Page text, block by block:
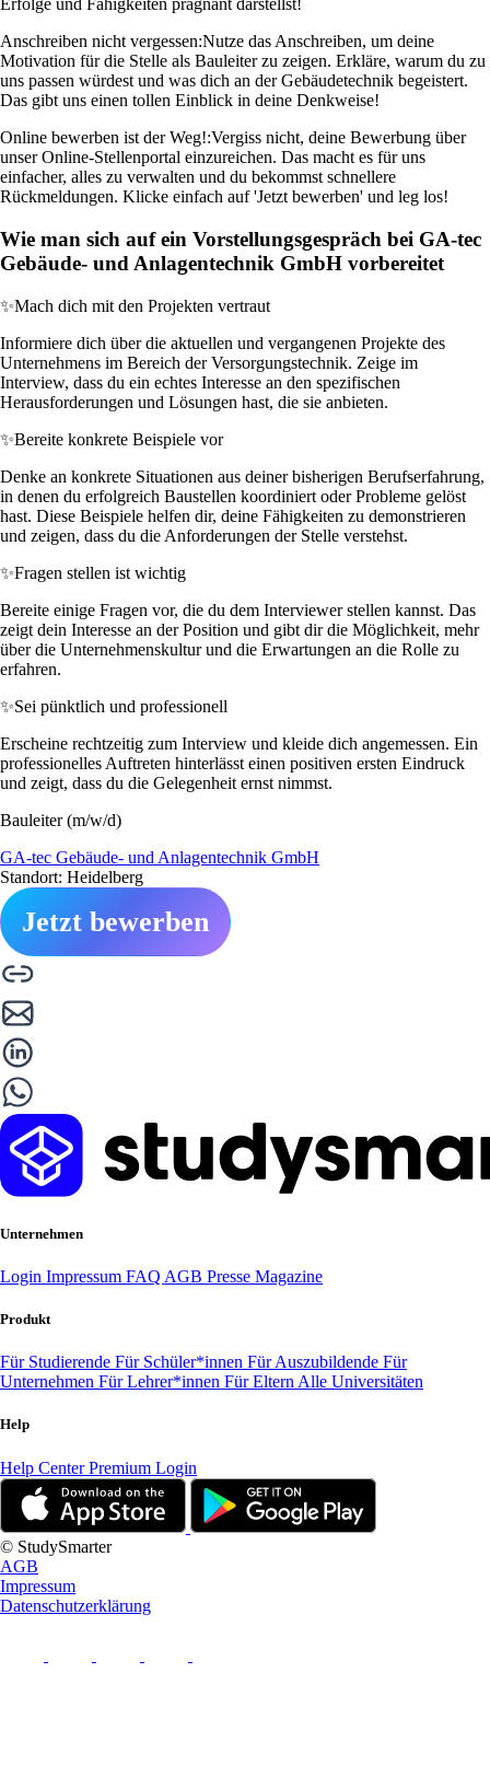
Erfolge und Fähigkeiten prägnant darstellst!
Anschreiben nicht vergessen:Nutze das Anschreiben, um deine
Motivation für die Stelle als Bauleiter zu zeigen. Erkläre, warum du zu
uns passen würdest und was dich an der Gebäudetechnik begeistert.
Das gibt uns einen tollen Einblick in deine Denkweise!
Online bewerben ist der Weg!:Vergiss nicht, deine Bewerbung über
unser Online-Stellenportal einzureichen. Das macht es für uns
einfacher, alles zu verwalten und du bekommst schnellere
Rückmeldungen. Klicke einfach auf 'Jetzt bewerben' und leg los!
Wie man sich auf ein Vorstellungsgespräch bei GA-tec
Gebäude- und Anlagentechnik GmbH vorbereitet
✨Mach dich mit den Projekten vertraut
Informiere dich über die aktuellen und vergangenen Projekte des
Unternehmens im Bereich der Versorgungstechnik. Zeige im
Interview, dass du ein echtes Interesse an den spezifischen
Herausforderungen und Lösungen hast, die sie anbieten.
✨Bereite konkrete Beispiele vor
Denke an konkrete Situationen aus deiner bisherigen Berufserfahrung,
in denen du erfolgreich Baustellen koordiniert oder Probleme gelöst
hast. Diese Beispiele helfen dir, deine Fähigkeiten zu demonstrieren
und zeigen, dass du die Anforderungen der Stelle verstehst.
✨Fragen stellen ist wichtig
Bereite einige Fragen vor, die du dem Interviewer stellen kannst. Das
zeigt dein Interesse an der Position und gibt dir die Möglichkeit, mehr
über die Unternehmenskultur und die Erwartungen an die Rolle zu
erfahren.
✨Sei pünktlich und professionell
Erscheine rechtzeitig zum Interview und kleide dich angemessen. Ein
professionelles Auftreten hinterlässt einen positiven ersten Eindruck
und zeigt, dass du die Gelegenheit ernst nimmst.
Bauleiter (m/w/d)
GA-tec Gebäude- und Anlagentechnik GmbH
Standort: Heidelberg
Jetzt bewerben
Unternehmen
Login Impressum FAQ AGB Presse Magazine
Produkt
Für Studierende Für Schüler*innen Für Auszubildende Für
Unternehmen Für Lehrer*innen Für Eltern Alle Universitäten
Help
Help CenterPremium Login
© StudySmarter
AGB
Impressum
Datenschutzerklärung